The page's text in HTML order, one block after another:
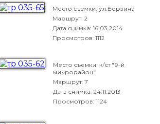
Место съемки: ул.Берзина
Маршрут: 2
Дата снимка: 16.03.2014
Просмотров: 1112
Место съемки: к/ст "9-й
микрорайон"
Маршрут: 7
Дата снимка: 24.11.2013
Просмотров: 1124